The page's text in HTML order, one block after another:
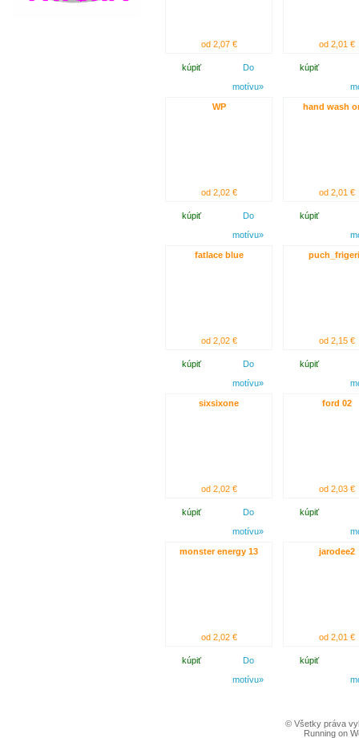
od 2,07 €
kúpiť
Do
motívu»
od 2,01 €
kúpiť
WP
od 2,02 €
kúpiť
Do
motívu»
hand wash
od 2,01 €
kúpiť
fatlace blue
od 2,02 €
kúpiť
Do
motívu»
od 2,15 €
kúpiť
sixsixone
od 2,02 €
kúpiť
Do
motívu»
ford 02
od 2,03 €
kúpiť
monster energy 13
od 2,02 €
kúpiť
Do
motívu»
jarodee2
od 2,01 €
kúpiť
© Všetky práva
Running on